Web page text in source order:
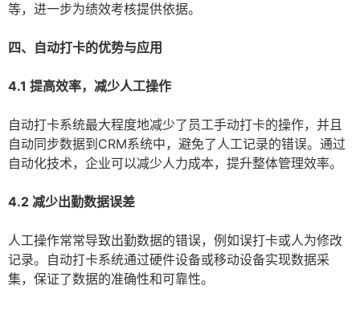
等，进一步为绩效考核提供依据。
四、自动打卡的优势与应用
4.1 提高效率，减少人工操作
自动打卡系统最大程度地减少了员工手动打卡的操作，并且
自动同步数据到CRM系统中，避免了人工记录的错误。通过
自动化技术，企业可以减少人力成本，提升整体管理效率。
4.2 减少出勤数据误差
人工操作常常导致出勤数据的错误，例如误打卡或人为修改
记录。自动打卡系统通过硬件设备或移动设备实现数据采
集，保证了数据的准确性和可靠性。